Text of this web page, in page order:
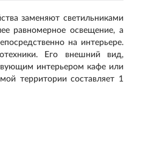
заменяют светильниками
равномерное освещение, а
на интерьере.
Его внешний вид,
интерьером кафе или
территории составляет 1